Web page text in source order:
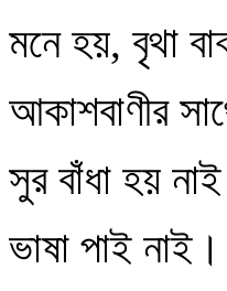
মনে হয়, বৃথা
আকাশবাণীর
সুর বাঁধা হয়
ভাষা পাই নাই।